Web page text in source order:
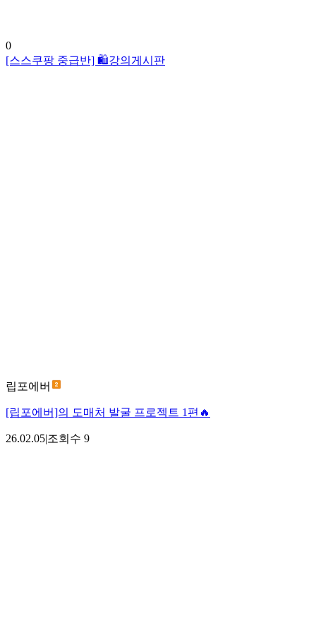
0
[스스쿠팡 중급반] 🛍️강의게시판
립포에버
[립포에버]의 도매처 발굴 프로젝트 1편🔥
26.02.05|조회수 9